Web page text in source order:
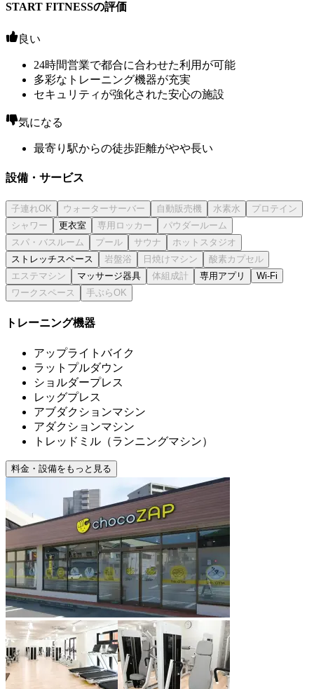
START FITNESSの評価
良い
24時間営業で都合に合わせた利用が可能
多彩なトレーニング機器が充実
セキュリティが強化された安心の施設
気になる
最寄り駅からの徒歩距離がやや長い
設備・サービス
更衣室
ストレッチスペース
マッサージ器具
専用アプリ Wi-Fi
トレーニング機器
アップライトバイク
ラットプルダウン
ショルダープレス
レッグプレス
アブダクションマシン
アダクションマシン
トレッドミル（ランニングマシン）
料金・設備をもっと見る